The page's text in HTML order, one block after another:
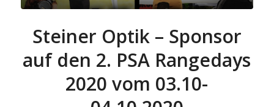
Steiner Optik – Sponsor
auf den 2. PSA Rangedays
2020 vom 03.10-